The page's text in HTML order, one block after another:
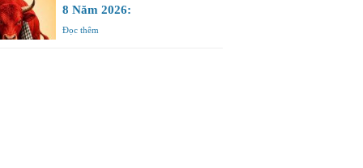
8 Năm 2026:
Đọc thêm